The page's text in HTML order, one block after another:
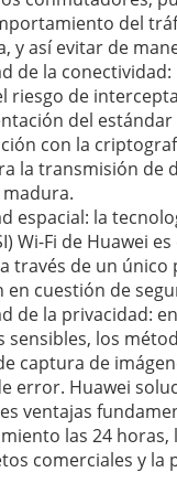
del
y así evitar de
de la
riesgo de
del
con la
la transmisión de
espacial: la
Wi-Fi de Huawei
través de un
en cuestión de
de la privacidad:
sensibles, los
captura de
error. Huawei
ventajas
las 24 horas,
comerciales y la